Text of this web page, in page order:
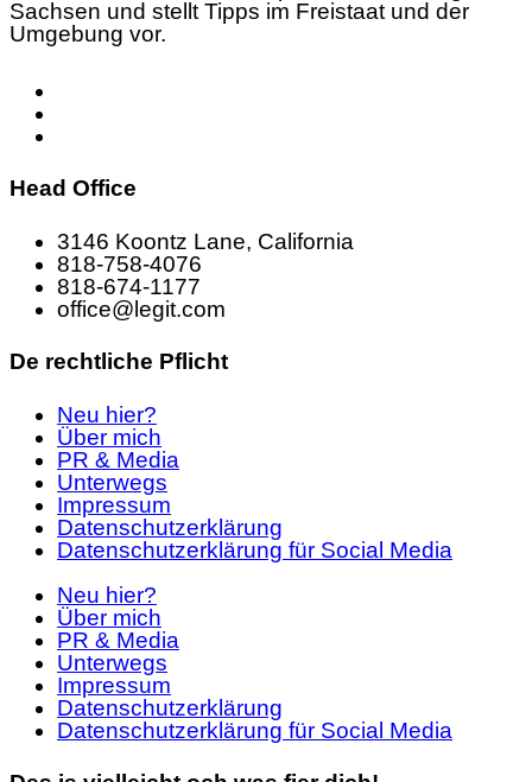
Sachsen und stellt Tipps im Freistaat und der
Umgebung vor.
Head Office
3146 Koontz Lane, California
818-758-4076
818-674-1177
office@legit.com
De rechtliche Pflicht
Neu hier?
Über mich
PR & Media
Unterwegs
Impressum
Datenschutzerklärung
Datenschutzerklärung für Social Media
Neu hier?
Über mich
PR & Media
Unterwegs
Impressum
Datenschutzerklärung
Datenschutzerklärung für Social Media